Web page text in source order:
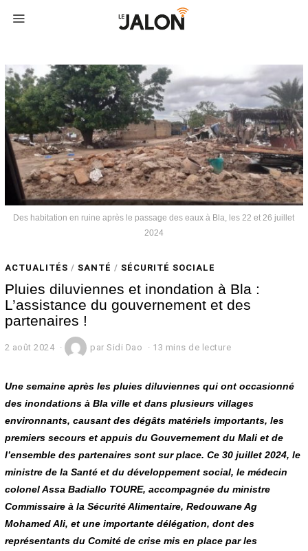
Des habitation en ruine après le passage des eaux à Bla, les 22 et 26 juillet
2024
ACTUALITÉS / SANTÉ / SÉCURITÉ SOCIALE
Pluies diluviennes et inondation à Bla :
L’assistance du gouvernement et des
partenaires !
2 août 2024
û
2
0
2
parSidi Dao 13 mins de lecture
Une semaine après les pluies diluviennes qui ont occasionné
des inondations à Bla ville et dans plusieurs villages
environnants, causant des dégâts matériels importants, les
premiers secours et appuis du Gouvernement du Mali et de
l’ensemble des partenaires sont sur place. Ce 30 juillet 2024, le
ministre de la Santé et du développement social, le médecin
colonel Assa Badiallo TOURE, accompagnée du ministre
Commissaire à la Sécurité Alimentaire, Redouwane Ag
Mohamed Ali, et une importante délégation, dont des
représentants du Comité de crise mis en place par les